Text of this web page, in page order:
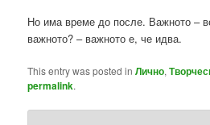
Но има време до после. Важното –
важното? – важното е, че идва.
This entry was posted inЛично,
permalink.